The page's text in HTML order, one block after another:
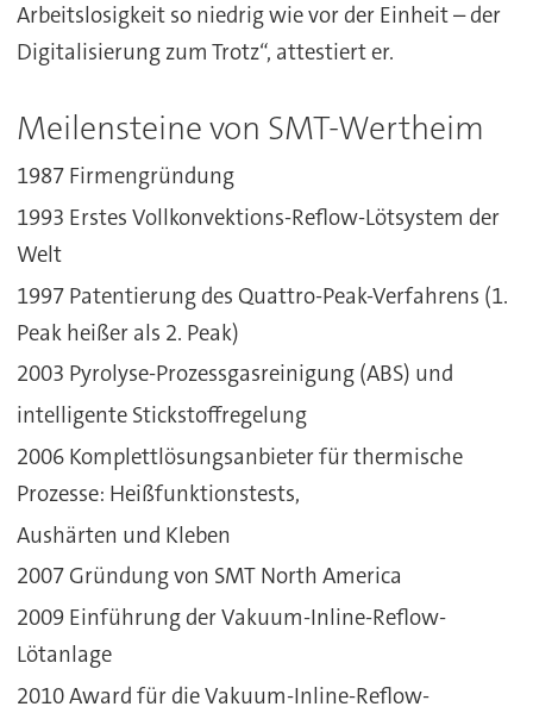
Arbeitslosigkeit so niedrig wie vor der Einheit – der
Digitalisierung zum Trotz“, attestiert er.
Meilensteine von SMT-Wertheim
1987 Firmengründung
1993 Erstes Vollkonvektions-Reflow-Lötsystem der
Welt
1997 Patentierung des Quattro-Peak-Verfahrens (1.
Peak heißer als 2. Peak)
2003 Pyrolyse-Prozessgasreinigung (ABS) und
intelligente Stickstoffregelung
2006 Komplettlösungsanbieter für thermische
Prozesse: Heißfunktionstests,
Aushärten und Kleben
2007 Gründung von SMT North America
2009 Einführung der Vakuum-Inline-Reflow-
Lötanlage
2010 Award für die Vakuum-Inline-Reflow-